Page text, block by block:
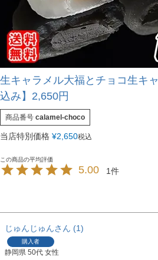
生キャラメル大福とチョコ生キ
込み】2,650円
商品番号 calamel-choco
当店特別価格 ¥2,650税込
5.00 1
じゅんじゅん 1
購入者
静岡県 50代 女性